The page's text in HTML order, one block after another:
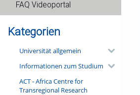
FAQ Videoportal
Kategorien
Universität allgemein
Informationen zum Studium
ACT - Africa Centre for
Transregional Research